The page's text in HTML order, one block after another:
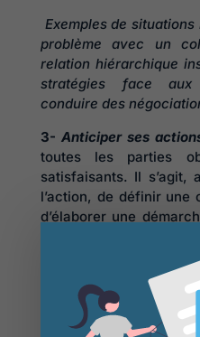
Exemples de
problème avec un
relation hiérarchique
stratégies face aux
conduire des
3- Anticiper ses
toutes les parties
satisfaisants. Il s’agit,
l’action, de définir une
d’élaborer une
les contreparties
temps pour en gagner
Exemples de
un objectif commun,
demandes, préparer